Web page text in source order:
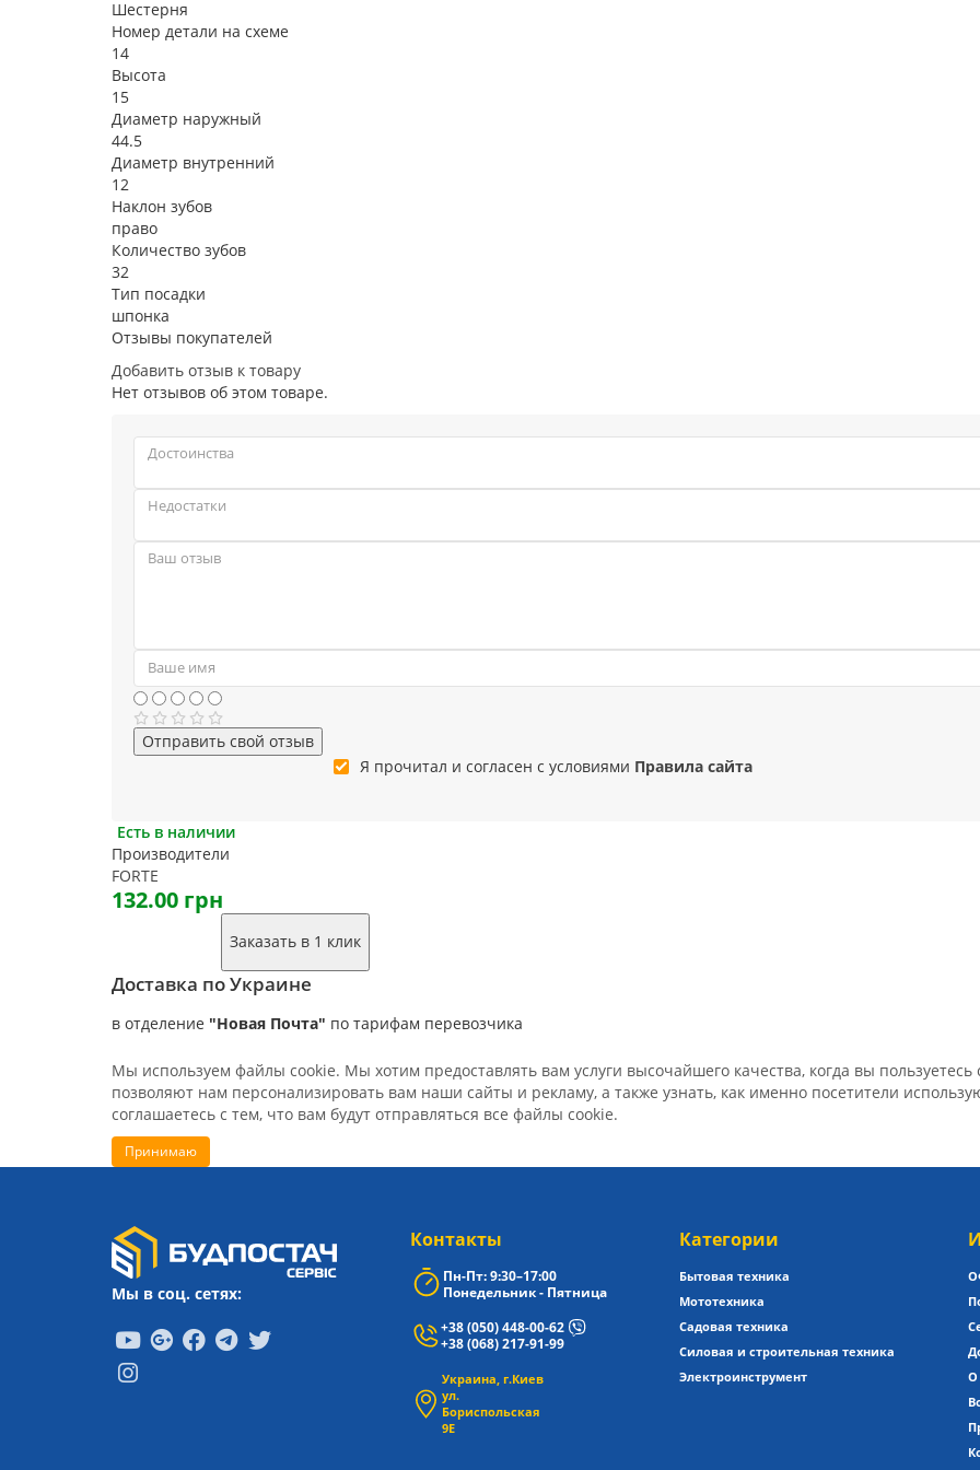
Шестерня
Номер детали на схеме
14
Высота
15
Диаметр наружный
44.5
Диаметр внутренний
12
Наклон зубов
право
Количество зубов
32
Тип посадки
шпонка
Отзывы покупателей
Добавить отзыв к товару
Нет отзывов об этом товаре.
Отправить свой отзыв
Я прочитал и согласен с условиями Правила сайта
Есть в наличии
Производители
FORTE
132.00 грн
Заказать в 1 клик
Доставка по Украине
в отделение "Новая Почта" по тарифам перевозчика
Мы используем файлы cookie. Мы хотим предоставлять вам услуги высочайшего качества, когда вы
позволяют нам персонализировать вам наши сайты и рекламу, а также узнать, как именно посетители
соглашаетесь с тем, что вам будут отправляться все файлы cookie.
Принимаю
Мы в соц. сетях:
Контакты
Пн-Пт: 9:30–17:00
Понедельник - Пятница
+38 (050) 448-00-62
+38 (068) 217-91-99
Украина, г.Киев
ул.
Бориспольская
9Е
Категории
Бытовая техника
Мототехника
Садовая техника
Силовая и строительная техника
Электроинструмент
О